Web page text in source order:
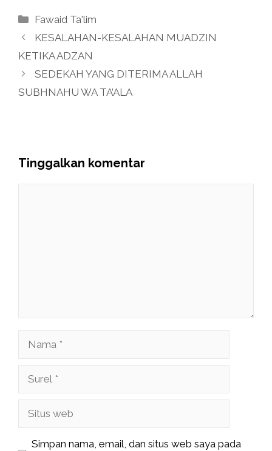
Kategori
Fawaid Ta'lim
KESALAHAN-KESALAHAN MUADZIN
KETIKA ADZAN
SEDEKAH YANG DITERIMA ALLAH
SUBHNAHU WA TA’ALA
Tinggalkan komentar
Nama
Surel
Situs
Simpan nama, email, dan situs web saya pada